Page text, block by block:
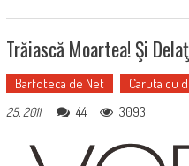
Trăiască Moartea! Şi
Barfoteca de Net Caruta cu
25, 2011
44 3093